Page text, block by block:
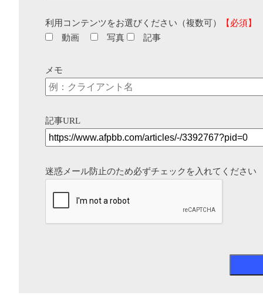
利用コンテンツをお選びください（複数可）
【必須】
動画
写真 記事
メモ
記事URL
迷惑メール防止のため必ずチェックを入れてください